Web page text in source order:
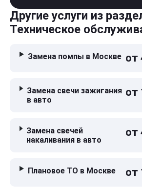
Другие услуги из
Техническое
Замена помпы в Москве от
Замена свечи зажигания
в авто
от
Замена свечей
накаливания в авто
от
Плановое ТО в Москве от